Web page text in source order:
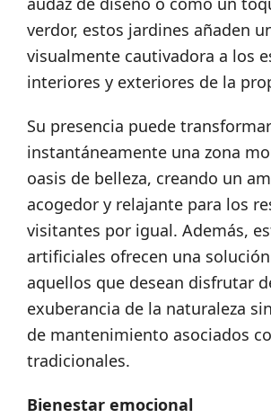
verdor, estos jardines añaden
visualmente cautivadora a los
interiores y exteriores de la
Su presencia puede transformar
instantáneamente una zona
oasis de belleza, creando un
acogedor y relajante para los
visitantes por igual. Además,
artificiales ofrecen una
aquellos que desean disfrutar
exuberancia de la naturaleza
de mantenimiento asociados
tradicionales.
Bienestar emocional